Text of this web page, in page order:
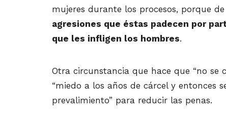
mujeres durante los procesos, porque
agresiones que éstas padecen por
que les infligen los hombres.
Otra circunstancia que hace que “no se
“miedo a los años de cárcel y entonces
prevalimiento” para reducir las penas.